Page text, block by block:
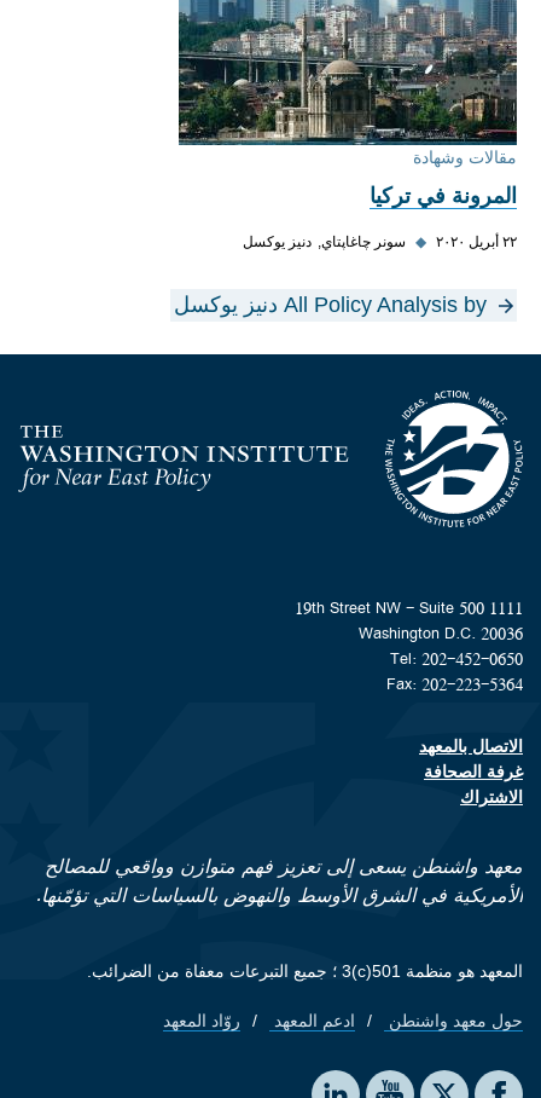
مقالات وشهادة
المرونة في تركيا
٢٢ أبريل ٢٠٢٠ ◆ سونر چاغاپتاي دنيز يوكسل
All Policy Analysis by دنيز يوكسل
Homepage
1111 19th Street NW - Suite 500
Washington D.C. 20036
Tel: 202-452-0650
Fax: 202-223-5364
Footer contact links
الاتصال بالمعهد
غرفة الصحافة
الاشتراك
معهد واشنطن يسعى إلى تعزيز فهم متوازن وواقعي للمصالح
الأمريكية في الشرق الأوسط والنهوض بالسياسات التي تؤمّنها.
المعهد هو منظمة 501(c)3 ؛ جميع التبرعات معفاة من الضرائب.
Footer quick links
حول معهد واشنطن ادعم المعهد روّاد المعهد
Social media